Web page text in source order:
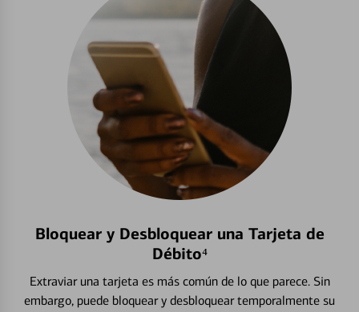
Bloquear y Desbloquear una Tarjeta de
Débito⁴
Extraviar una tarjeta es más común de lo que parece. Sin
embargo, puede bloquear y desbloquear temporalmente su